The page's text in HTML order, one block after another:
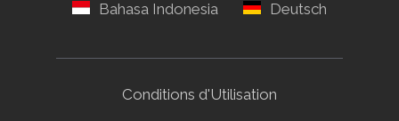
Conditions d'Utilisation